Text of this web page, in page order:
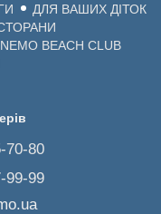
ДЛЯ ВАШИХ ДІТОК
NEMO BEACH CLUB
70-80
99-99